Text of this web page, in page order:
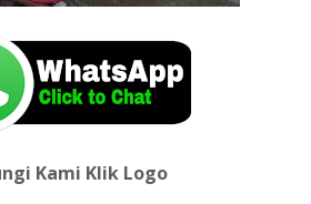
Kami Klik Logo